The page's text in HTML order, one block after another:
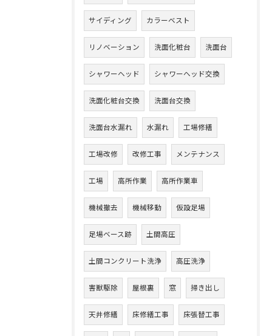
サイディング カラーベスト
リノベーション 洗面化粧台 洗面台
シャワーヘッド シャワーヘッド交換
洗面化粧台交換 洗面台交換
洗面台水漏れ 水漏れ 工場修繕
工場改修 改修工事 メンテナンス
工場 高所作業 高所作業車
機械撤去 機械移動 仮設足場
足場ベース跡 土間高圧
土間コンクリート洗浄 高圧洗浄
害獣駆除 屋根裏 窓 掃き出し
天井修繕 床修繕工事 床張替工事